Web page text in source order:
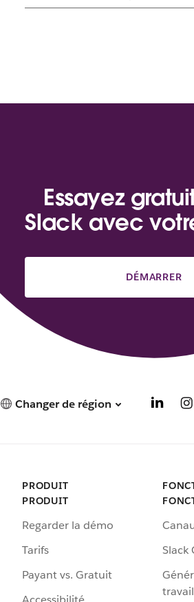
Essayez
Slack avec
DÉMARRER
Changer de région
PRODUIT
PRODUIT
Regarder la démo
Tarifs
Payant vs. Gratuit
Slack
travail